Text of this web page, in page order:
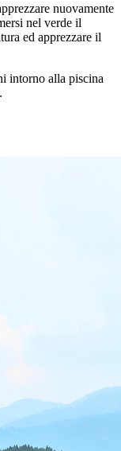
nuovamente
nel verde il
ed apprezzare il
intorno alla piscina